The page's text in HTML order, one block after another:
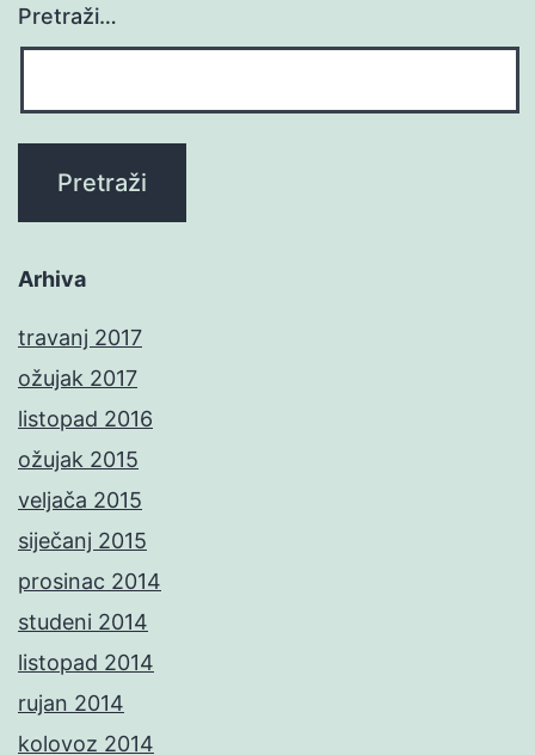
Pretraži…
Arhiva
travanj 2017
ožujak 2017
listopad 2016
ožujak 2015
veljača 2015
siječanj 2015
prosinac 2014
studeni 2014
listopad 2014
rujan 2014
kolovoz 2014